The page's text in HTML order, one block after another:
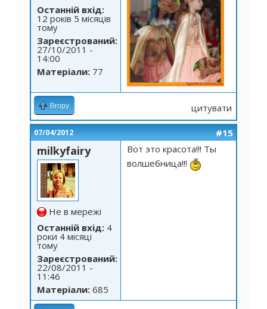
Останній вхід:
12 років 5 місяців
тому
Зареєстрований:
27/10/2011 -
14:00
Матеріали: 77
Вгору цитувати
07/04/2012 #15
milkyfairy
Не в мережі
Останній вхід: 4
роки 4 місяці
тому
Зареєстрований:
22/08/2011 -
11:46
Матеріали: 685
Вот это красота!!! Ты
волшебница!!!